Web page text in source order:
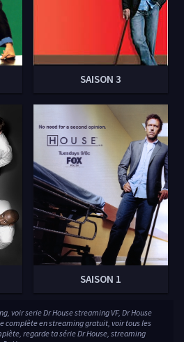
SAISON 3
SAISON 1
voir serie Dr House streaming VF, Dr House
complète en streaming gratuit, voir tous les
regarde ta série Dr House, streaming